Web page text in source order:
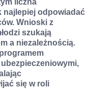
liczna
najlepiej odpowiadać
Wnioski z
szukają
a niezależnością.
się w roli